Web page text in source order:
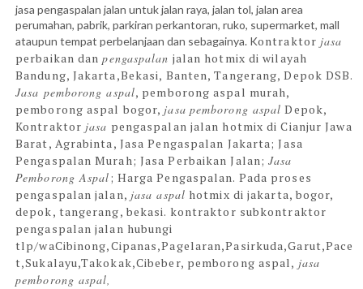
jasa pengaspalan jalan untuk jalan raya, jalan tol, jalan area
perumahan, pabrik, parkiran perkantoran, ruko, supermarket, mall
ataupun tempat perbelanjaan dan sebagainya. Kontraktor jasa
perbaikan danpengaspalan jalan hotmix di wilayah
Bandung, Jakarta,Bekasi, Banten, Tangerang, Depok DSB.
Jasa pemborong aspal, pemborong aspal murah,
pemborong aspal bogor, jasa pemborong aspal Depok,
Kontraktor jasa pengaspalan jalan hotmix di Cianjur Jawa
Barat, Agrabinta, Jasa Pengaspalan Jakarta; Jasa
Pengaspalan Murah; Jasa Perbaikan Jalan;Jasa
Pemborong Aspal; Harga Pengaspalan. Pada proses
pengaspalan jalan, jasa aspal hotmix di jakarta, bogor,
depok, tangerang, bekasi. kontraktor subkontraktor
pengaspalan jalan hubungi
tlp/waCibinong,Cipanas,Pagelaran,Pasirkuda,Garut,Pace
t,Sukalayu,Takokak,Cibeber​, pemborong aspal, jasa
pemborong aspal,